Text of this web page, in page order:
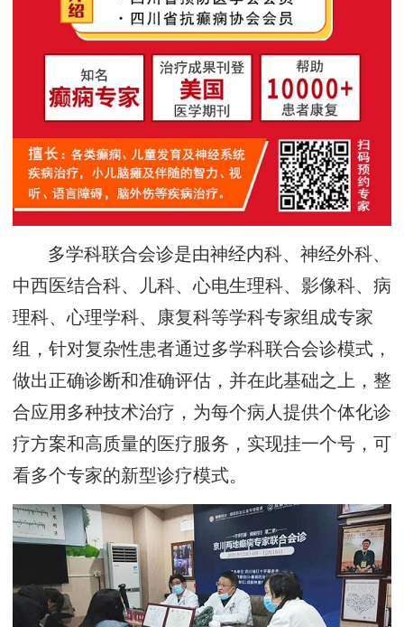
多学科联合会诊是由神经内科、神经外科、
中西医结合科、儿科、心电生理科、影像科、病
理科、心理学科、康复科等学科专家组成专家
组，针对复杂性患者通过多学科联合会诊模式，
做出正确诊断和准确评估，并在此基础之上，整
合应用多种技术治疗，为每个病人提供个体化诊
疗方案和高质量的医疗服务，实现挂一个号，可
看多个专家的新型诊疗模式。